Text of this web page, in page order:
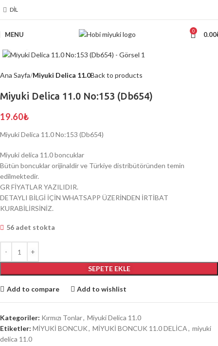
DIL
MENU 0 0.00
Ana Sayfa Miyuki Delica 11.0Back to products
Miyuki Delica 11.0 No:153 (Db654)
19.60₺
Miyuki Delica 11.0 No:153 (Db654)
Miyuki delica 11.0 boncuklar
Bütün boncuklar orijinaldir ve Türkiye distribütöründen temin
edilmektedir.
GR FİYATLAR YAZILIDIR.
DETAYLI BİLGİ İÇİN WHATSAPP ÜZERİNDEN İRTİBAT
KURABİLİRSİNİZ.
56 adet stokta
SEPETE EKLE
Add to compare Add to wishlist
Kategoriler: Kırmızı Tonlar, Miyuki Delica 11.0
Etiketler: MİYUKİ BONCUK, MİYUKİ BONCUK 11.0 DELİCA, miyuki
delica 11.0